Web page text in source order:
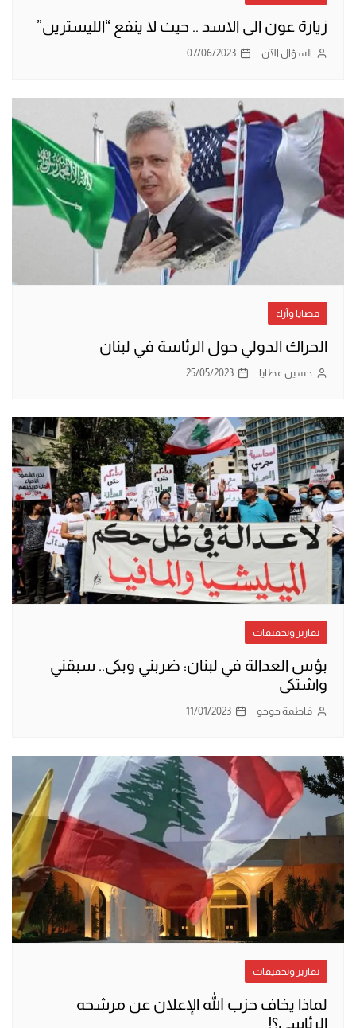
زيارة عون الى الاسد .. حيث لا ينفع “الليسترين”
السؤال الآن 07/06/2023
قضايا وآراء
الحراك الدولي حول الرئاسة في لبنان
حسين عطايا 25/05/2023
تقارير وتحقيقات
بؤس العدالة في لبنان: ضربني وبكى.. سبقني
واشتكى
فاطمة حوحو 11/01/2023
تقارير وتحقيقات
لماذا يخاف حزب الله الإعلان عن مرشحه
الرئاسي؟!